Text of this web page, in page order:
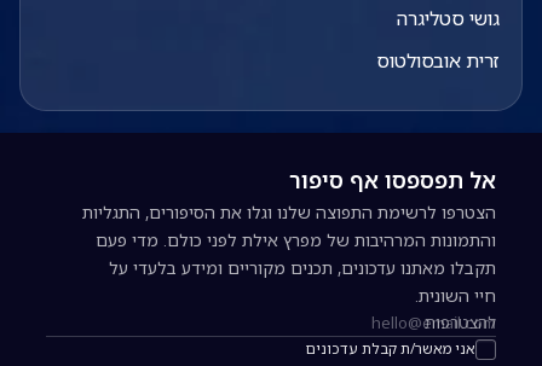
גושי סטליגרה
זרית אובסולטוס
אל תפספסו אף סיפור
הצטרפו לרשימת התפוצה שלנו וגלו את הסיפורים, התגליות
והתמונות המרהיבות של מפרץ אילת לפני כולם. מדי פעם
תקבלו מאתנו עדכונים, תכנים מקוריים ומידע בלעדי על
חיי השונית.
כתובת אימייל להרשמה לניוזלטר
אני מאשר/ת קבלת עדכונים
להצטרפות